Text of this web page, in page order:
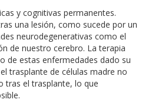
y cognitivas permanentes.
una lesión, como sucede por un
neurodegenerativas como el
de nuestro cerebro. La terapia
de estas enfermedades dado su
trasplante de células madre no
tras el trasplante, lo que